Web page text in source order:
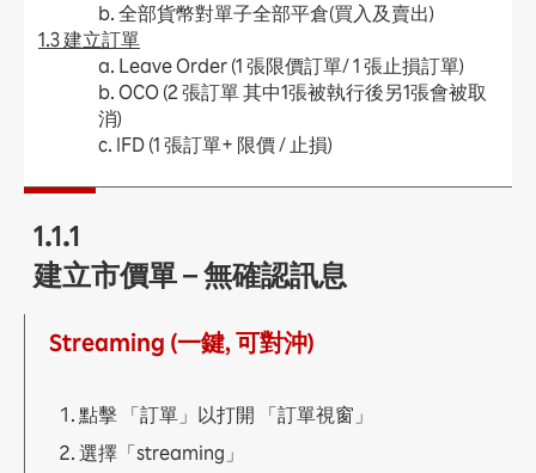
b. 全部貨幣對單子全部平倉(買入及賣出)
1.3 建立訂單
a. Leave Order (1 張限價訂單/ 1 張止損訂單)
b. OCO (2 張訂單 其中1張被執行後另1張會被取
消)
c. IFD (1 張訂單+ 限價 / 止損)
1.4 加入平倉訂單
b. OCO (限價 + 止損)
1.5 查閱開倉倉位
1.6 查閱平倉倉位
1.8 查閱帳戶保證金信息
a. AS streaming 設定
1.1.1
建立市價單 – 無確認訊息
Streaming (一鍵, 可對沖)
點擊 「訂單」以打開 「訂單視窗」
選擇「streaming」